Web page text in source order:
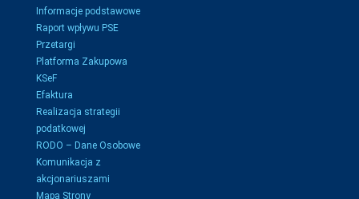
Informacje podstawowe
Raport wpływu PSE
Przetargi
Platforma Zakupowa
KSeF
Efaktura
Realizacja strategii
podatkowej
RODO – Dane Osobowe
Komunikacja z
akcjonariuszami
Mapa Strony